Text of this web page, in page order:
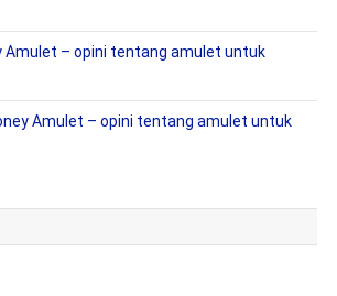
Amulet – opini tentang amulet untuk
Amulet – opini tentang amulet untuk